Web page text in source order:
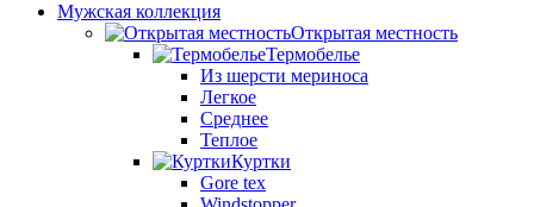
Мужская коллекция
Открытая местность
Термобелье
Из шерсти мериноса
Легкое
Среднее
Теплое
Куртки
Gore tex